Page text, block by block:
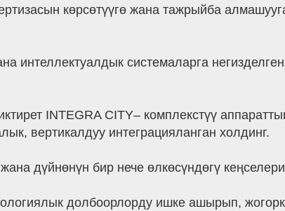
көрсөтүүгө жана тажрыйба
интеллектуалдык системаларга
INTEGRA CITY– комплекстүү
вертикалдуу интеграцияланган холдинг.
дүйнөнүн бир нече өлкөсүндөгү
долбоорлорду ишке ашырып,